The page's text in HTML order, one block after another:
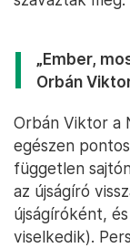
„Ember,
Orbán
Orbán Viktor a
egészen
független
az újságíró
újságíróként,
viselkedik).